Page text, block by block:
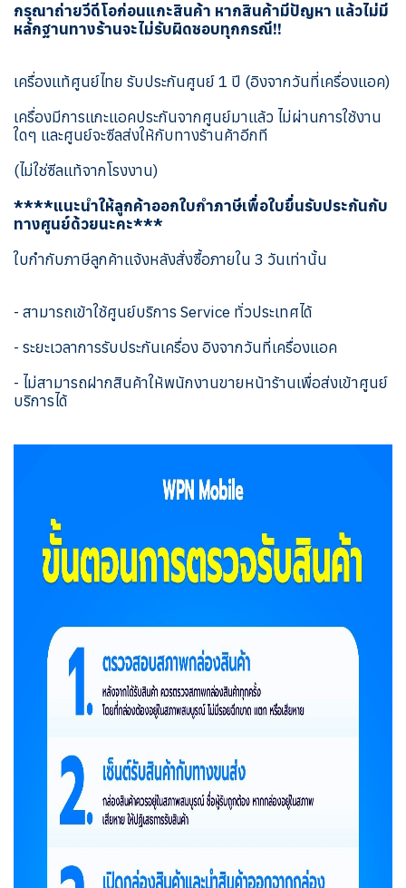
กรุณาถ่ายวีดีโอก่อนแกะสินค้า หากสินค้ามีปัญหา แล้วไม่มี
หลักฐานทางร้านจะไม่รับผิดชอบทุกกรณี!!
เครื่องแท้ศูนย์ไทย รับประกันศูนย์ 1 ปี (อิงจากวันที่เครื่องแอค)
เครื่องมีการแกะแอคประกันจากศูนย์มาแล้ว ไม่ผ่านการใช้งาน
ใดๆ และศูนย์จะซีลส่งให้กับทางร้านค้าอีกที
(ไม่ใช่ซีลแท้จากโรงงาน)
****แนะนำให้ลูกค้าออกใบกำภาษีเพื่อใบยื่นรับประกันกับ
ทางศูนย์ด้วยนะคะ***
ใบกำกับภาษีลูกค้าแจ้งหลังสั่งซื้อภายใน 3 วันเท่านั้น
- สามารถเข้าใช้ศูนย์บริการ Service ทั่วประเทศได้
- ระยะเวลาการรับประกันเครื่อง อิงจากวันที่เครื่องแอค
- ไม่สามารถฝากสินค้าให้พนักงานขายหน้าร้านเพื่อส่งเข้าศูนย์
บริการได้